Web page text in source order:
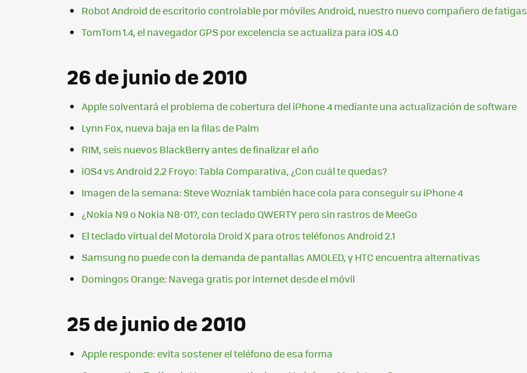
Robot Android de escritorio controlable por móviles Android, nuestro nuevo compañero de fatigas
TomTom 1.4, el navegador GPS por excelencia se actualiza para iOS 4.0
26 de junio de 2010
Apple solventará el problema de cobertura del iPhone 4 mediante una actualización de software
Lynn Fox, nueva baja en la filas de Palm
RIM, seis nuevos BlackBerry antes de finalizar el año
iOS4 vs Android 2.2 Froyo: Tabla Comparativa, ¿Con cuál te quedas?
Imagen de la semana: Steve Wozniak también hace cola para conseguir su iPhone 4
¿Nokia N9 o Nokia N8-01?, con teclado QWERTY pero sin rastros de MeeGo
El teclado virtual del Motorola Droid X para otros teléfonos Android 2.1
Samsung no puede con la demanda de pantallas AMOLED, y HTC encuentra alternativas
Domingos Orange: Navega gratis por internet desde el móvil
25 de junio de 2010
Apple responde: evita sostener el teléfono de esa forma